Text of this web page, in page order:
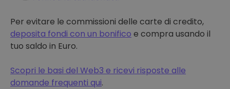
Per evitare le commissioni delle carte di credito,
deposita fondi con un bonifico e compra usando il
tuo saldo in Euro.
Scopri le basi del Web3 e ricevi risposte alle
domande frequenti qui.